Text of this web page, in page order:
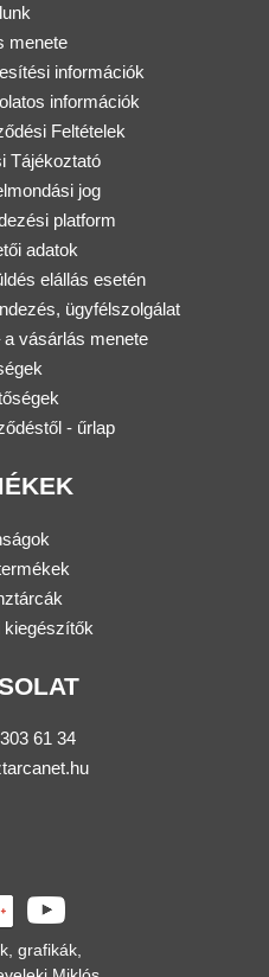
menete
információk
információk
Feltételek
Tájékoztató
jog
platform
adatok
elállás esetén
ügyfélszolgálat
vásárlás menete
- űrlap
61 34
grafikák,